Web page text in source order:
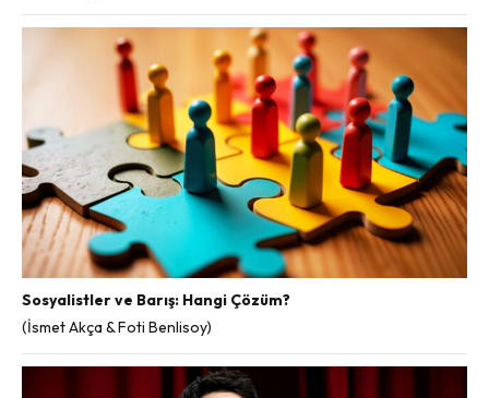
Sosyalistler ve Barış: Hangi Çözüm?
(İsmet Akça & Foti Benlisoy)